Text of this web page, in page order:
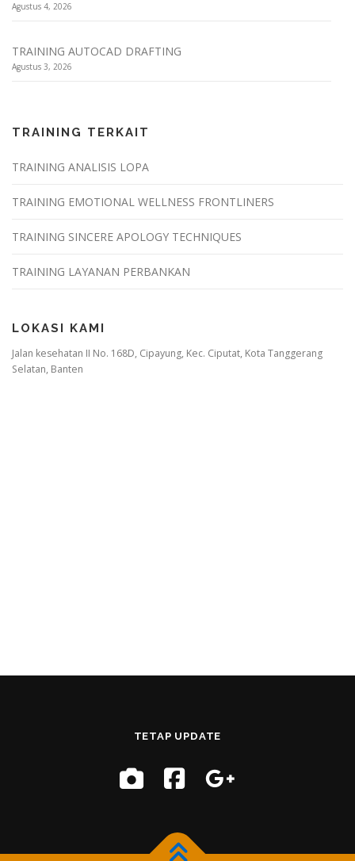
Agustus 4, 2026
TRAINING AUTOCAD DRAFTING
Agustus 3, 2026
TRAINING TERKAIT
TRAINING ANALISIS LOPA
TRAINING EMOTIONAL WELLNESS FRONTLINERS
TRAINING SINCERE APOLOGY TECHNIQUES
TRAINING LAYANAN PERBANKAN
LOKASI KAMI
Jalan kesehatan II No. 168D, Cipayung, Kec. Ciputat, Kota Tanggerang
Selatan, Banten
TETAP UPDATE